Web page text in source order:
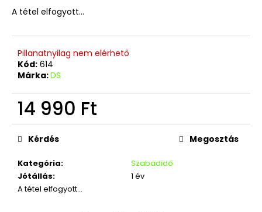
A tétel elfogyott…
Pillanatnyilag nem elérhető
Kód: 614
Márka:DS
14 990 Ft
Egységár:
Kategória:
Szabadidő
Jótállás:
1 év
A tétel elfogyott…
Kérdés Megosztás